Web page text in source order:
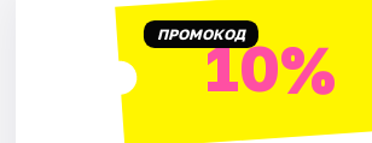
ПРОМОКОД10%